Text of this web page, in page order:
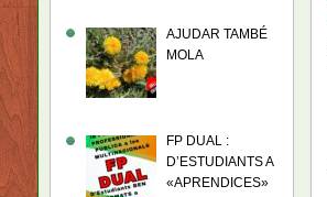
AJUDAR TAMBÉ
MOLA
FP DUAL :
D’ESTUDIANTS A
«APRENDICES»